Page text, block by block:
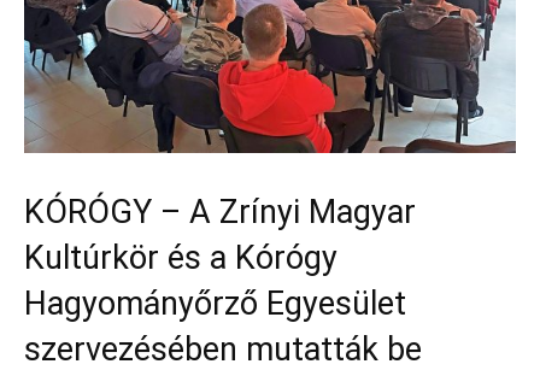
KÓRÓGY – A Zrínyi Magyar
Kultúrkör és a Kórógy
Hagyományőrző Egyesület
szervezésében mutatták be